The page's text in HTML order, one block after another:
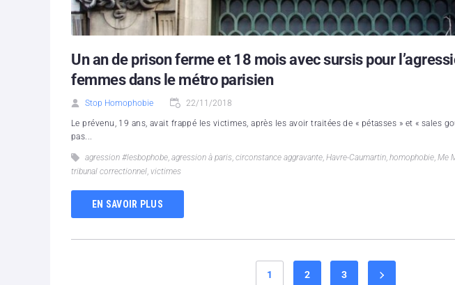
Un an de prison ferme et 18 mois avec sursis pour
femmes dans le métro parisien
Stop Homophobie 22/11/2018
Le prévenu, 19 ans, avait frappé les victimes, après les avoir traitées de « pétasses » et « sales
pas...
agression #lesbophobe, agression à paris, circonstance aggravante, Havre-Caumartin, homophobie, Me
tribunal correctionnel, victimes
EN SAVOIR PLUS
1 2 3